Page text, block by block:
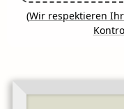
(Wir respektieren